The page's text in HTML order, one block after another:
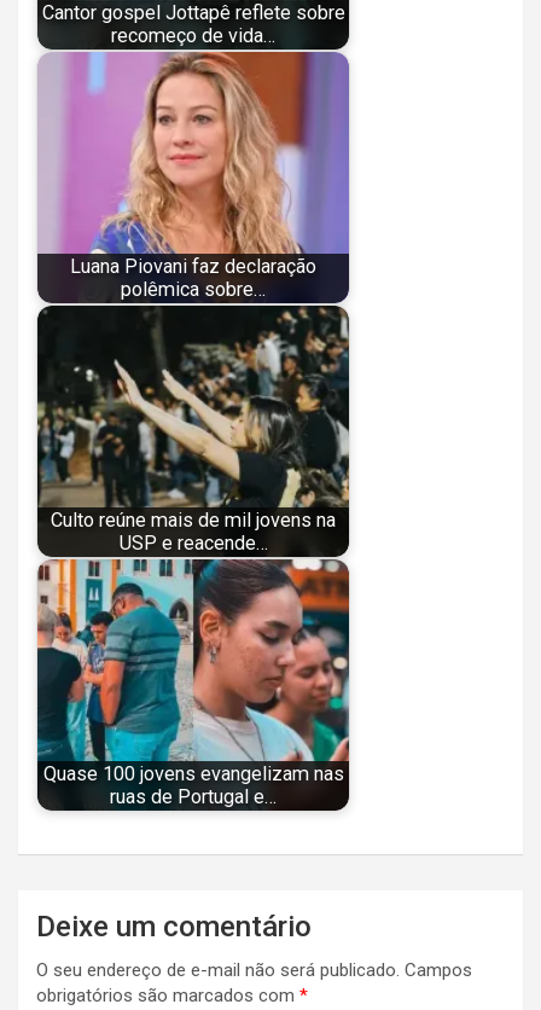
Cantor gospel Jottapê reflete sobre
recomeço de vida…
Luana Piovani faz declaração
polêmica sobre…
Culto reúne mais de mil jovens na
USP e reacende…
Quase 100 jovens evangelizam nas
ruas de Portugal e…
Navegação
de
Post
Deixe um comentário
O seu endereço de e-mail não será publicado. Campos
obrigatórios são marcados com *